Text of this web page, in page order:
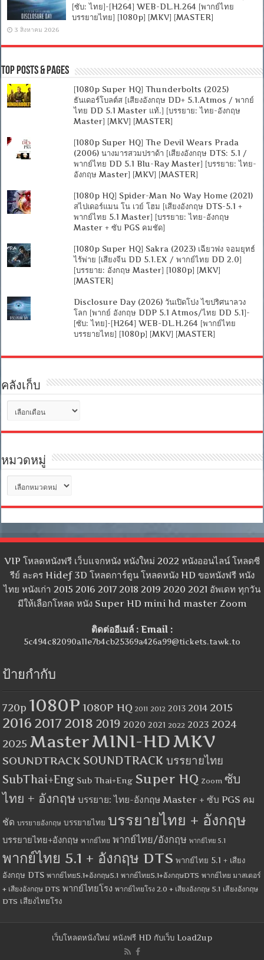
[ซับ: ไทย]-[H264] WEB-DL.H.264 [พากย์ไทย
บรรยายไทย] [1080p] [MKV] [MASTER]
3 สิงหาคม 2026
Top Posts & Pages
[1080p Super HQ] Thunderbolts (2025)
ธันเดอร์โบลต์ส [เสียงอังกฤษ DD+ 5.1.Atmos / พากย์
ไทย DD 5.1 Master แท้.] [บรรยาย: ไทย-อังกฤษ
Master] [MKV] [MASTER]
[1080p Super HQ] The Devil Wears Prada
(2006) นางมารสวมปราด้า [เสียงอังกฤษ DTS: 5.1 /
พากย์ไทย DD 5.1 Blu-Ray Master] [บรรยาย: ไทย-
อังกฤษ Master] [MKV] [MASTER]
[1080p HQ] Spider-Man No Way Home (2021)
สไปเดอร์แมน โน เวย์ โฮม [เสียงอังกฤษ DTS-5.1 +
พากย์ไทย 5.1 Master] [บรรยาย: ไทย-อังกฤษ
Master + ซับ PGS คมชัด]
[1080p Super HQ] Sakra (2023) เฉียวฟง จอมยุทธ์
ไร้พ่าย [เสียงจีน DD 5.1.EX / พากย์ไทย DD 2.0]
[บรรยาย: อังกฤษ Master] [1080p] [MKV]
[MASTER]
Disclosure Day (2026) วันเปิดโปง ไขปริศนาลวง
โลก [พากย์ อังกฤษ DDP 5.1 Atmos/ไทย DD 5.1]-
[ซับ: ไทย]-[H264] WEB-DL.H.264 [พากย์ไทย
บรรยายไทย] [1080p] [MKV] [MASTER]
คลังเก็บ
เก็บ
หมวดหมู่
หมู่
VIP โหลดหนังฟรี เว็บแจกหนัง หนังใหม่ 2022 หนังออนไลน์ โหลดซี
รีย์ ละคร Hidef 3D โหลดการ์ตูน โหลดหนัง HD ขอหนังฟรี หนัง
ไทย หนังเก่า 2015 2016 2017 2018 2019 2020 2021 อัพเดท ทุกวัน
มีให้เลือกโหลด หนัง Super HD mini hd master Zoom
ติดต่ออีเมล์ : Email :
5c494c82090a11e7b4cb25369a426a99@tickets.tawk.to
ป้ายกำกับ
720p 1080P 1080P HQ 2011 2012 2013 2014 2015
2016 2017 2018 2019 2020 2021 2022 2023 2024
2025 MasterMINI-HDMKV
SOUNDTRACK SOUNDTRACK บรรยายไทย
SubThai+Eng Sub Thai+Eng Super HQ Zoom ซับ
ไทย + อังกฤษ บรรยาย: ไทย-อังกฤษ Master + ซับ PGS คม
ชัด บรรยายอังกฤษ บรรยายไทย บรรยายไทย + อังกฤษ
บรรยายไทย+อังกฤษ พากย์ไทย พากย์ไทย/อังกฤษ พากย์ไทย 5.1
พากย์ไทย 5.1 + อังกฤษ DTS พากย์ไทย 5.1 + เสียง
อังกฤษ DTS พากย์ไทย5.1+อังกฤษ5.1 พากย์ไทย5.1+อังกฤษDTS พากย์ไทย มาสเตอร์
+ เสียงอังกฤษ DTS พากย์ไทยโรง พากย์ไทยโรง 2.0 + เสียงอังกฤษ 5.1 เสียงอังกฤษ
DTS เสียงไทยโรง
เว็บโหลดหนังใหม่ หนังฟรี HD กับเว็บ Load2up